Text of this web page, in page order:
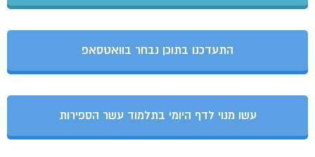
התעדכנו בתוכן נבחר בוואטסאפ
עשו מנוי לדף היומי בתלמוד עשר הספירות